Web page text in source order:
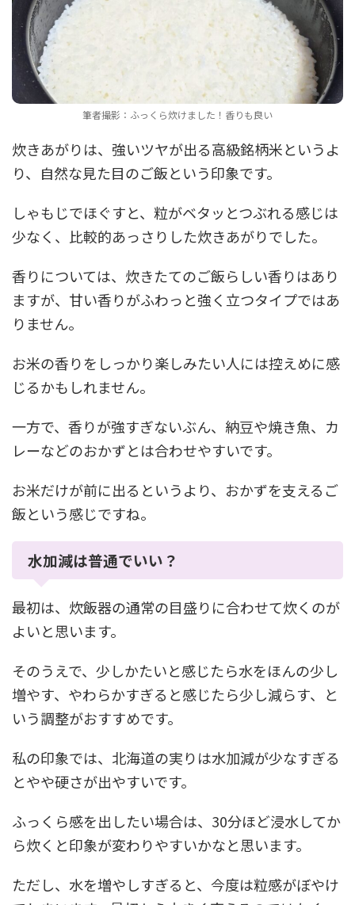
筆者撮影：ふっくら炊けました！香りも良い
炊きあがりは、強いツヤが出る高級銘柄米というよ
り、自然な見た目のご飯という印象です。
しゃもじでほぐすと、粒がベタッとつぶれる感じは
少なく、比較的あっさりした炊きあがりでした。
香りについては、炊きたてのご飯らしい香りはあり
ますが、甘い香りがふわっと強く立つタイプではあ
りません。
お米の香りをしっかり楽しみたい人には控えめに感
じるかもしれません。
一方で、香りが強すぎないぶん、納豆や焼き魚、カ
レーなどのおかずとは合わせやすいです。
お米だけが前に出るというより、おかずを支えるご
飯という感じですね。
水加減は普通でいい？
最初は、炊飯器の通常の目盛りに合わせて炊くのが
よいと思います。
そのうえで、少しかたいと感じたら水をほんの少し
増やす、やわらかすぎると感じたら少し減らす、と
いう調整がおすすめです。
私の印象では、北海道の実りは水加減が少なすぎる
とやや硬さが出やすいです。
ふっくら感を出したい場合は、30分ほど浸水してか
ら炊くと印象が変わりやすいかなと思います。
ただし、水を増やしすぎると、今度は粒感がぼやけ